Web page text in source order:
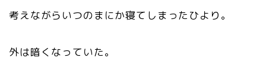
考えながらいつのまにか寝てしまったひより。
外は暗くなっていた。